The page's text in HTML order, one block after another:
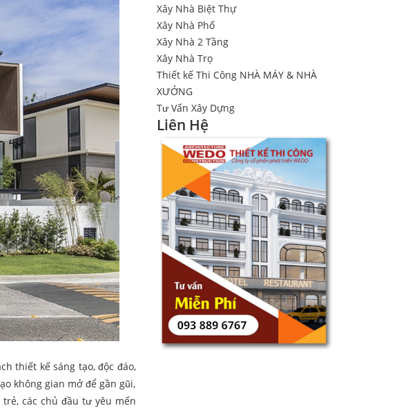
thiết kế sáng tạo, độc đáo,
không gian mở để gần gũi,
các chủ đầu tư yêu mến
Xây Nhà Biệt Thự
Xây Nhà Phố
Xây Nhà 2 Tầng
Xây Nhà Trọ
Thiết kế Thi Công NHÀ MÁY & NHÀ
XƯỞNG
Tư Vấn Xây Dựng
Liên Hệ